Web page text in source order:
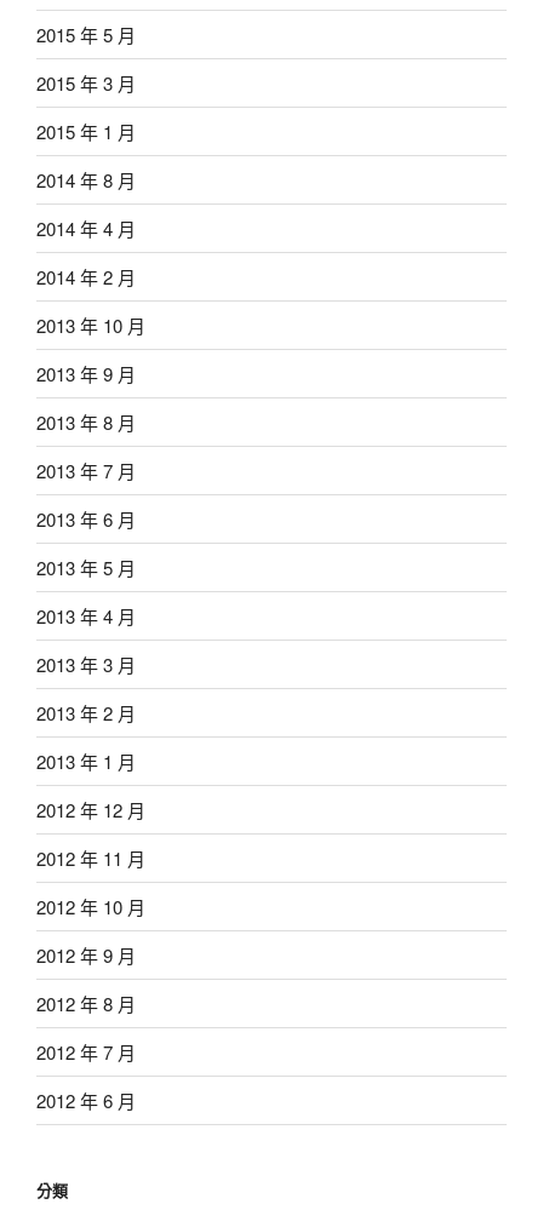
2015 年 5 月
2015 年 3 月
2015 年 1 月
2014 年 8 月
2014 年 4 月
2014 年 2 月
2013 年 10 月
2013 年 9 月
2013 年 8 月
2013 年 7 月
2013 年 6 月
2013 年 5 月
2013 年 4 月
2013 年 3 月
2013 年 2 月
2013 年 1 月
2012 年 12 月
2012 年 11 月
2012 年 10 月
2012 年 9 月
2012 年 8 月
2012 年 7 月
2012 年 6 月
分類